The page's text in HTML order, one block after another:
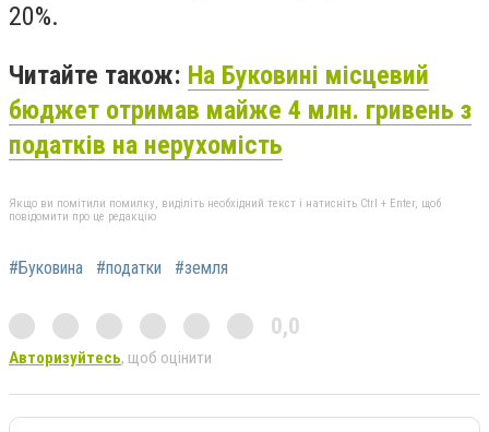
20%.
Читайте також: На Буковині місцевий
бюджет отримав майже 4 млн. гривень з
податків на нерухомість
Якщо ви помітили помилку, виділіть необхідний текст і натисніть Ctrl + Enter, щоб
повідомити про це редакцію
#Буковина #податки #земля
0,0
Авторизуйтесь, щоб оцінити